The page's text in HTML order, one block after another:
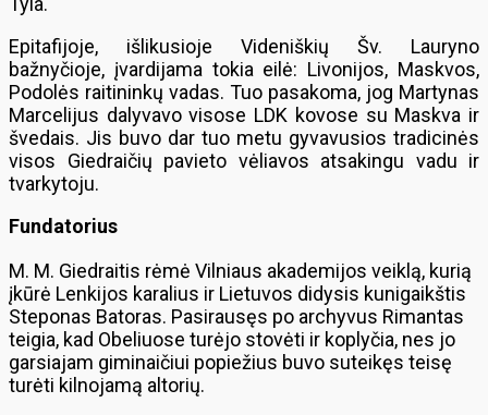
Epitafijoje, išlikusioje Videniškių Šv. Lauryno
bažnyčioje, įvardijama tokia eilė: Livonijos, Maskvos,
Podolės raitininkų vadas. Tuo pasakoma, jog Martynas
Marcelijus dalyvavo visose LDK kovose su Maskva ir
švedais. Jis buvo dar tuo metu gyvavusios tradicinės
visos Giedraičių pavieto vėliavos atsakingu vadu ir
tvarkytoju.
Fundatorius
M. M. Giedraitis rėmė Vilniaus akademijos veiklą, kurią
įkūrė Lenkijos karalius ir Lietuvos didysis kunigaikštis
Steponas Batoras. Pasirausęs po archyvus Rimantas
teigia, kad Obeliuose turėjo stovėti ir koplyčia, nes jo
garsiajam giminaičiui popiežius buvo suteikęs teisę
turėti kilnojamą altorių.